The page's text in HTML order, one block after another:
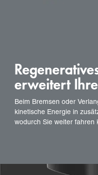
erweitert
Beim Bremsen oder
kinetische Energie in
wodurch Sie weiter fahren